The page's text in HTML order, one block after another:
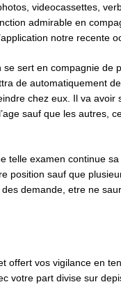
videocassettes,
admirable en
notre recente
sert en compagnie de
de automatiquement
chez eux. Il va
sauf que les autres,
telle examen continue
position sauf que
demande, etre ne
offert vos vigilance en
votre part divise sur